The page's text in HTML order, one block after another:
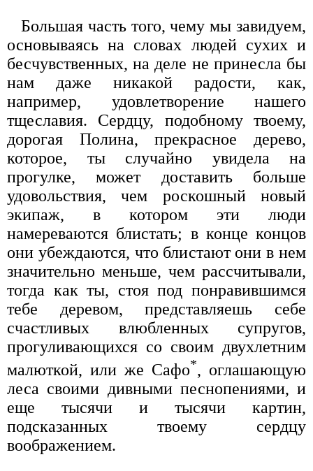
Большая часть того, чему мы завидуем,
основываясь на словах людей сухих и
бесчувственных, на деле не принесла бы
нам даже никакой радости, как,
например, удовлетворение нашего
тщеславия. Сердцу, подобному твоему,
дорогая Полина, прекрасное дерево,
которое, ты случайно увидела на
прогулке, может доставить больше
удовольствия, чем роскошный новый
экипаж, в котором эти люди
намереваются блистать; в конце концов
они убеждаются, что блистают они в нем
значительно меньше, чем рассчитывали,
тогда как ты, стоя под понравившимся
тебе деревом, представляешь себе
счастливых влюбленных супругов,
прогуливающихся со своим двухлетним
малюткой, или же Сафо*, оглашающую
леса своими дивными песнопениями, и
еще тысячи и тысячи картин,
подсказанных твоему сердцу
воображением.